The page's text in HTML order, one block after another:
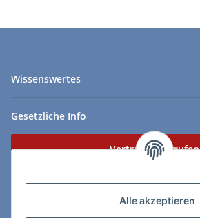
Alle akzeptieren
Wissenswertes
Gesetzliche Info
Vertrag widerrufen